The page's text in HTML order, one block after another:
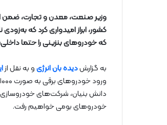
وزیر صنعت، معدن و تجارت، ضمن
کشور، ابراز امیدواری کرد که
که خودروهای بنزینی را حتما
به گزارشدیده بان انرژیو به نقل از
ورود خودروهای برقی به صورت ۱۰۰۰ دستگاهی از
خودروهای بومی خواهیم رفت.